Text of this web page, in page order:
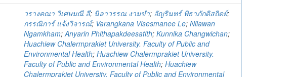
วรางคณา วิเศษมณี ลี; นิลาวรรณ งามขำ; อัญรินทร์ พิธาภักดิสถิตย์;
กรรณิการ์ แจ้งวิจารณ์; Varangkana Visesmanee Le; Nilawan
Ngamkham;Anyarin Phithapakdeesatith; Kunnika Changwichan;
Huachiew Chalermprakiet University. Faculty of Public and
Environmental Health; Huachiew Chalermprakiet University.
Faculty of Public and Environmental Health; Huachiew
Chalermprakiet University. Faculty of Public and Environmental